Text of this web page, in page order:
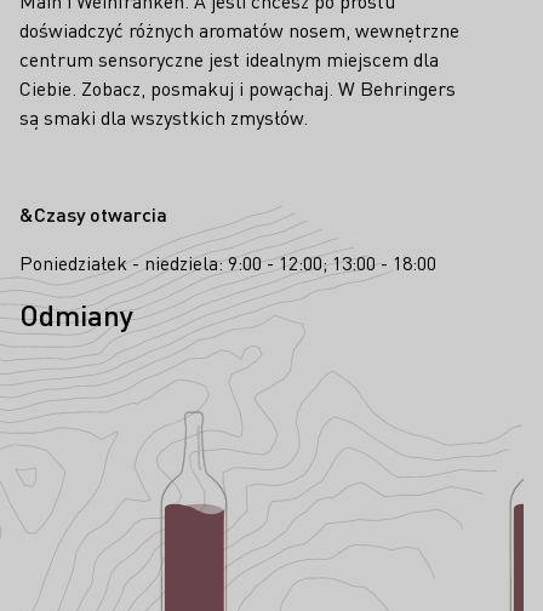
doświadczyć różnych aromatów nosem, wewnętrzne
centrum sensoryczne jest idealnym miejscem dla
Ciebie. Zobacz, posmakuj i powąchaj. W Behringers
są smaki dla wszystkich zmysłów.
&Czasy otwarcia
Poniedziałek - niedziela: 9:00 - 12:00; 13:00 - 18:00
Odmiany